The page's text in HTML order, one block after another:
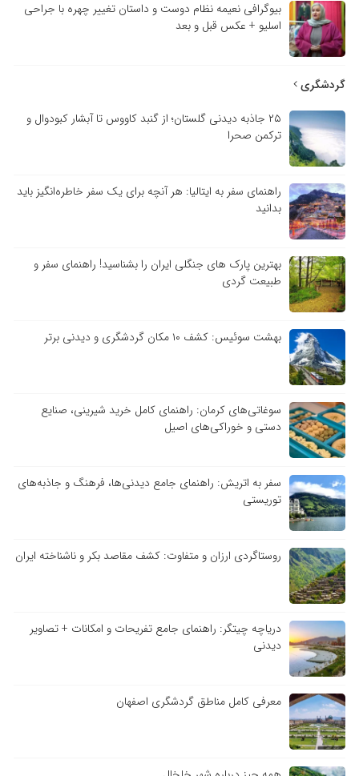
بیوگرافی نعیمه نظام دوست و داستان تغییر چهره با جراحی
اسلیو + عکس قبل و بعد
گردشگری
۲۵ جاذبه دیدنی گلستان؛ از گنبد کاووس تا آبشار کبودوال و
ترکمن صحرا
راهنمای سفر به ایتالیا: هر آنچه برای یک سفر خاطره‌انگیز باید
بدانید
بهترین پارک های جنگلی ایران را بشناسید! راهنمای سفر و
طبیعت گردی
بهشت سوئیس: کشف ۱۰ مکان گردشگری و دیدنی برتر
سوغاتی‌های کرمان: راهنمای کامل خرید شیرینی، صنایع
دستی و خوراکی‌های اصیل
سفر به اتریش: راهنمای جامع دیدنی‌ها، فرهنگ و جاذبه‌های
توریستی
روستاگردی ارزان و متفاوت: کشف مقاصد بکر و ناشناخته ایران
دریاچه چیتگر: راهنمای جامع تفریحات و امکانات + تصاویر
دیدنی
معرفی کامل مناطق گردشگری اصفهان